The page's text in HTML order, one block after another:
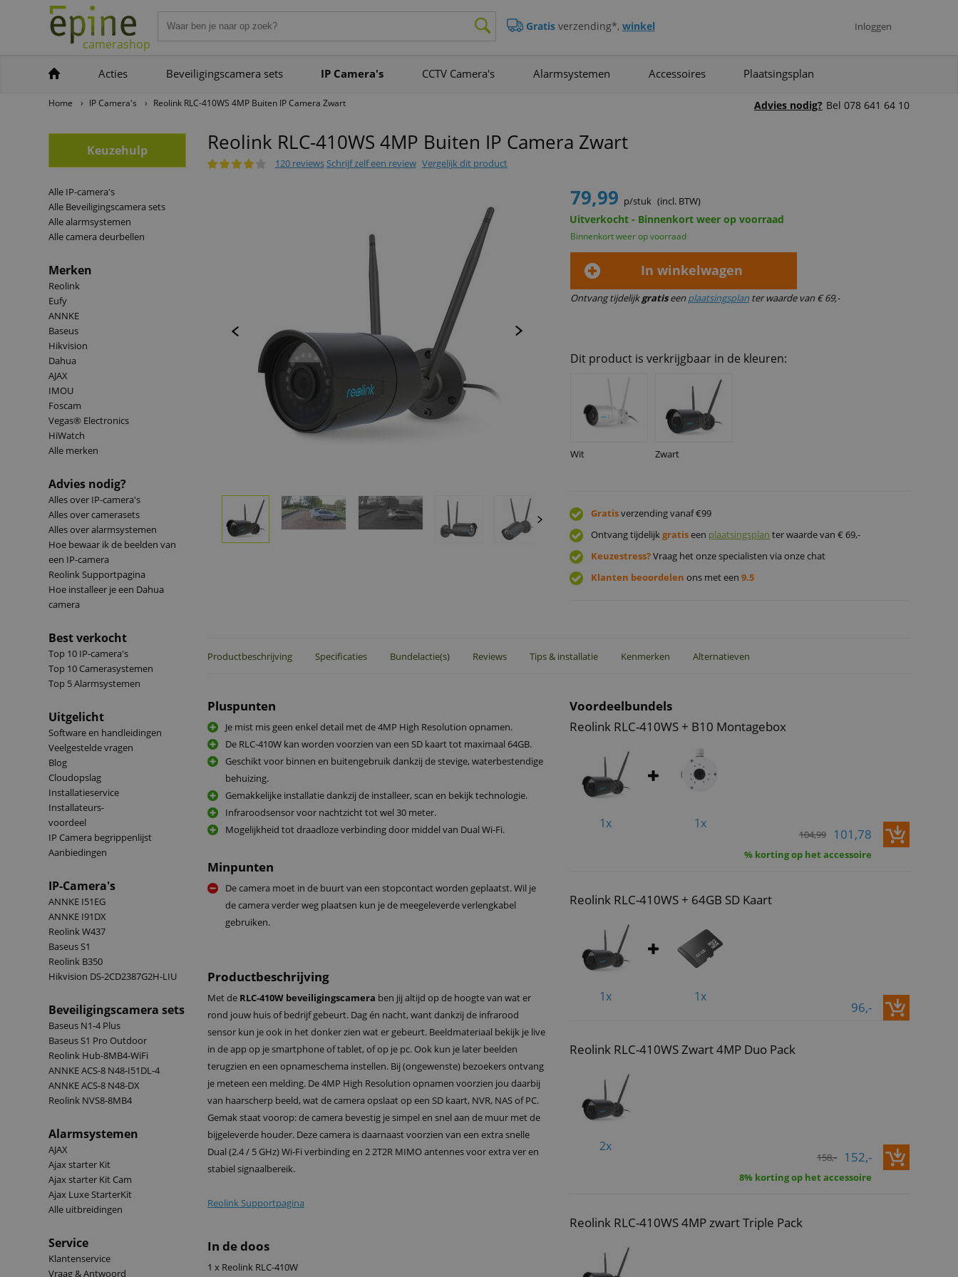
camerashop
Gratisverzending*, winkel Inloggen
Acties Beveiligingscamera sets IP Camera's CCTV Camera's Alarmsystemen Accessoires Plaatsingsplan
Home › IP Camera's › Reolink RLC-410WS 4MP Buiten IP Camera Zwart Bel 078 641 64 10
Advies nodig?
Keuzehulp
Alle IP-camera's
Alle Beveiligingscamera sets
Alle alarmsystemen
Alle camera deurbellen
Merken
Reolink
Eufy
ANNKE
Baseus
Hikvision
Dahua
AJAX
IMOU
Foscam
Vegas® Electronics
HiWatch
Alle merken
Advies nodig?
Alles over IP-camera's
Alles over camerasets
Alles over alarmsystemen
Hoe bewaar ik de beelden van
een IP-camera
Reolink Supportpagina
Hoe installeer je een Dahua
camera
Best verkocht
Top 10 IP-camera's
Top 10 Camerasystemen
Top 5 Alarmsystemen
Uitgelicht
Software en handleidingen
Veelgestelde vragen
Blog
Cloudopslag
Installatieservice
Installateurs-
voordeel
IP Camera begrippenlijst
Aanbiedingen
IP-Camera's
ANNKE I51EG
ANNKE I91DX
Reolink W437
Baseus S1
Reolink B350
Hikvision DS-2CD2387G2H-LIU
Beveiligingscamera sets
Baseus N1-4 Plus
Baseus S1 Pro Outdoor
Reolink Hub-8MB4-WiFi
ANNKE ACS-8 N48-I51DL-4
ANNKE ACS-8 N48-DX
Reolink NVS8-8MB4
Alarmsystemen
AJAX
Ajax starter Kit
Ajax starter Kit Cam
Ajax Luxe StarterKit
Alle uitbreidingen
Service
Klantenservice
Vraag & Antwoord
Reolink RLC-410WS 4MP Buiten IP Camera Zwart
120 reviews Schrijf zelf een review Vergelijk dit product
79,99 p/stuk (incl. BTW)
Uitverkocht - Binnenkort weer op voorraad
Binnenkort weer op voorraad
In winkelwagen
Ontvang tijdelijkgratiseen plaatsingsplanter waarde van € 69,-
Dit product is verkrijgbaar in de kleuren:
Wit Zwart
Gratisverzending vanaf €99
Ontvang tijdelijkgratiseen plaatsingsplan ter waarde van € 69,-
Keuzestress?Vraag het onze specialisten via onze chat
Klanten beoordelen ons met een9.5
Productbeschrijving Specificaties Bundelactie(s) Reviews Tips & installatie Kenmerken Alternatieven
Pluspunten
Je mist mis geen enkel detail met de 4MP High Resolution opnamen.
De RLC-410W kan worden voorzien van een SD kaart tot maximaal 64GB.
Geschikt voor binnen en buitengebruik dankzij de stevige, waterbestendige
behuizing.
Gemakkelijke installatie dankzij de installeer, scan en bekijk technologie.
Infraroodsensor voor nachtzicht tot wel 30 meter.
Mogelijkheid tot draadloze verbinding door middel van Dual Wi-Fi.
Minpunten
De camera moet in de buurt van een stopcontact worden geplaatst. Wil je
de camera verder weg plaatsen kun je de meegeleverde verlengkabel
gebruiken.
Productbeschrijving
Met de RLC-410W beveiligingscamera ben jij altijd op de hoogte van wat er
rond jouw huis of bedrijf gebeurt. Dag én nacht, want dankzij de infrarood
sensor kun je ook in het donker zien wat er gebeurt. Beeldmateriaal bekijk je live
in de app op je smartphone of tablet, of op je pc. Ook kun je later beelden
terugzien en een opnameschema instellen. Bij (ongewenste) bezoekers ontvang
je meteen een melding. De 4MP High Resolution opnamen voorzien jou daarbij
van haarscherp beeld, wat de camera opslaat op een SD kaart, NVR, NAS of PC.
Gemak staat voorop: de camera bevestig je simpel en snel aan de muur met de
bijgeleverde houder. Deze camera is daarnaast voorzien van een extra snelle
Dual (2.4 / 5 GHz) Wi-Fi verbinding en 2 2T2R MIMO antennes voor extra ver en
stabiel signaalbereik.
Reolink Supportpagina
In de doos
1 x Reolink RLC-410W
Voordeelbundels
Reolink RLC-410WS + B10 Montagebox
1x 1x
101,78
104,99
% korting op het accessoire
Reolink RLC-410WS + 64GB SD Kaart
1x 1x
96,-
Reolink RLC-410WS Zwart 4MP Duo Pack
2x
152,-
158,-
8% korting op het accessoire
Reolink RLC-410WS 4MP zwart Triple Pack